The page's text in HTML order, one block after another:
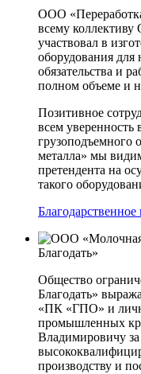
ООО
всему
участвовал в
оборудования
обязательства и
полном объеме и
Позитивное
всем уверенность
грузоподъемного
металла» мы
претендента на
такого
Благодать»
Общество
Благодать»
«ПК «ГПО» и
промышленных
Владимировичу
производству и